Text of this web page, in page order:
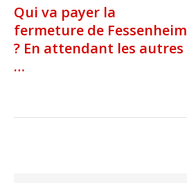
Qui va payer la
fermeture de Fessenheim
? En attendant les autres
…